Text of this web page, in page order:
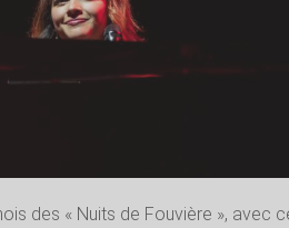
des « Nuits de Fouvière », avec